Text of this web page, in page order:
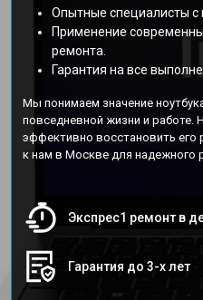
Опытные специалисты с
Применение
ремонта.
Гарантия на все
Мы понимаем значение
повседневной жизни и работе.
эффективно восстановить его
к нам в Москве для надежного
Экспрес1 ремонт в
Гарантия до 3-х лет